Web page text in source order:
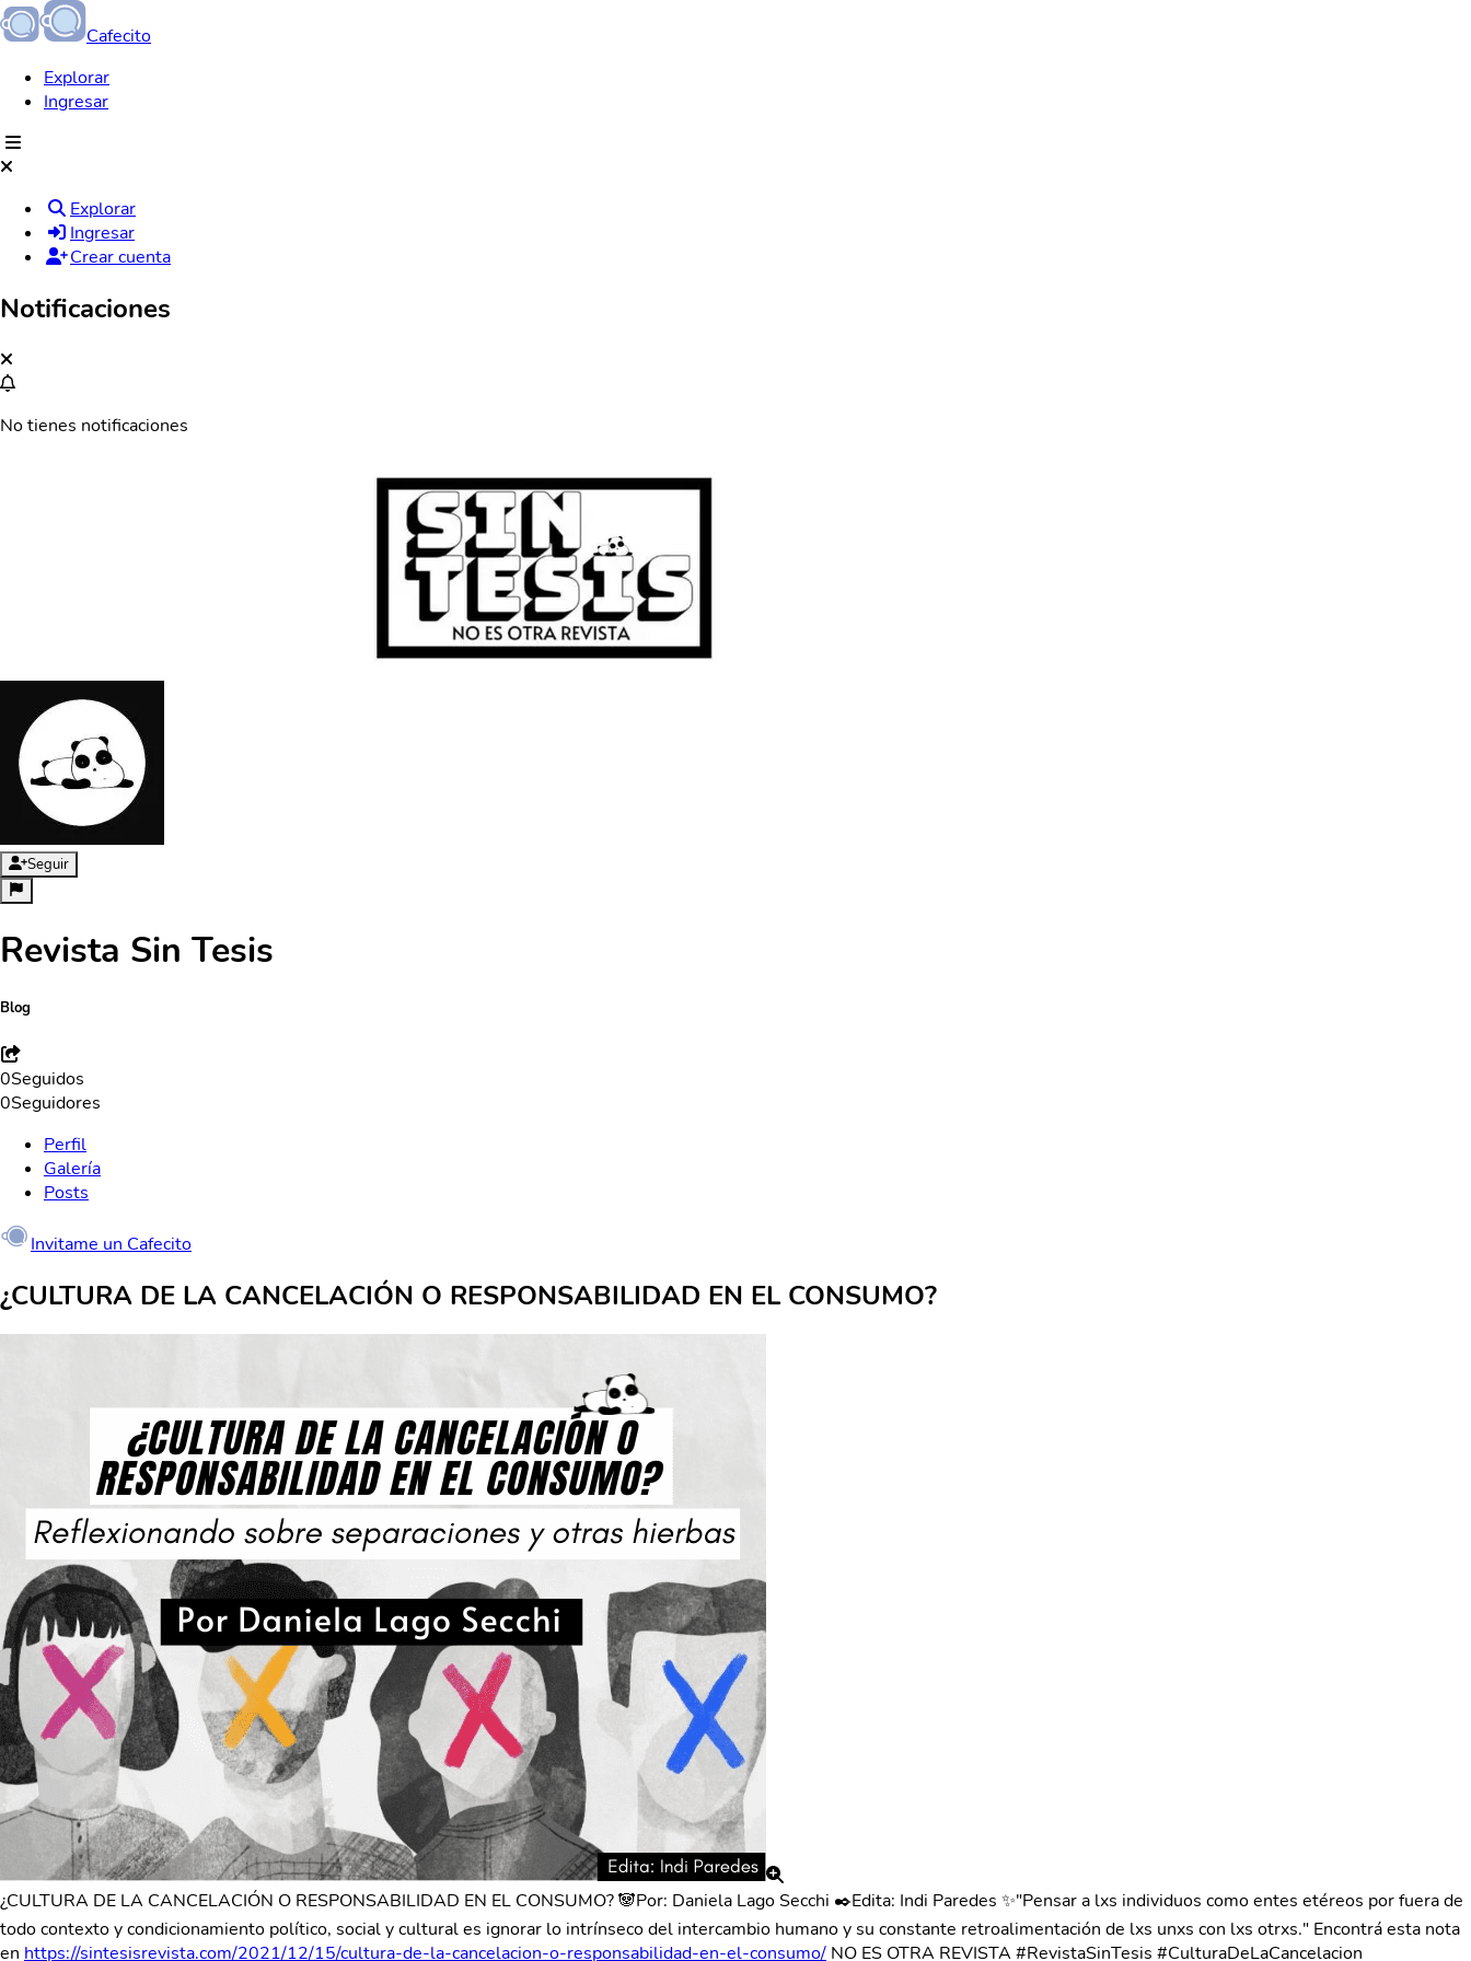
Cafecito
Explorar
Ingresar
Explorar
Ingresar
Crear cuenta
Notificaciones
No tienes notificaciones
Seguir
Revista Sin Tesis
Blog
0Seguidos
0Seguidores
Perfil
Galería
Posts
Invitame un Cafecito
¿CULTURA DE LA CANCELACIÓN O RESPONSABILIDAD EN EL CONSUMO?
¿CULTURA DE LA CANCELACIÓN O RESPONSABILIDAD EN EL CONSUMO? 🐼Por: Daniela Lago Secchi ✒️Edita: Indi Paredes ✨"Pensar a lxs individuos como entes etéreos por fuera de
todo contexto y condicionamiento político, social y cultural es ignorar lo intrínseco del intercambio humano y su constante retroalimentación de lxs unxs con lxs otrxs." Encontrá esta nota
en https://sintesisrevista.com/2021/12/15/cultura-de-la-cancelacion-o-responsabilidad-en-el-consumo/ NO ES OTRA REVISTA #RevistaSinTesis #CulturaDeLaCancelacion